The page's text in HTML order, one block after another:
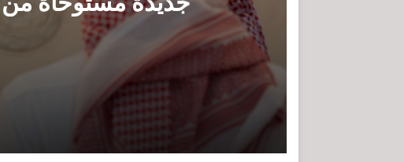
شاماس” يقدّم تجربة مسائية راقية مع قائمة